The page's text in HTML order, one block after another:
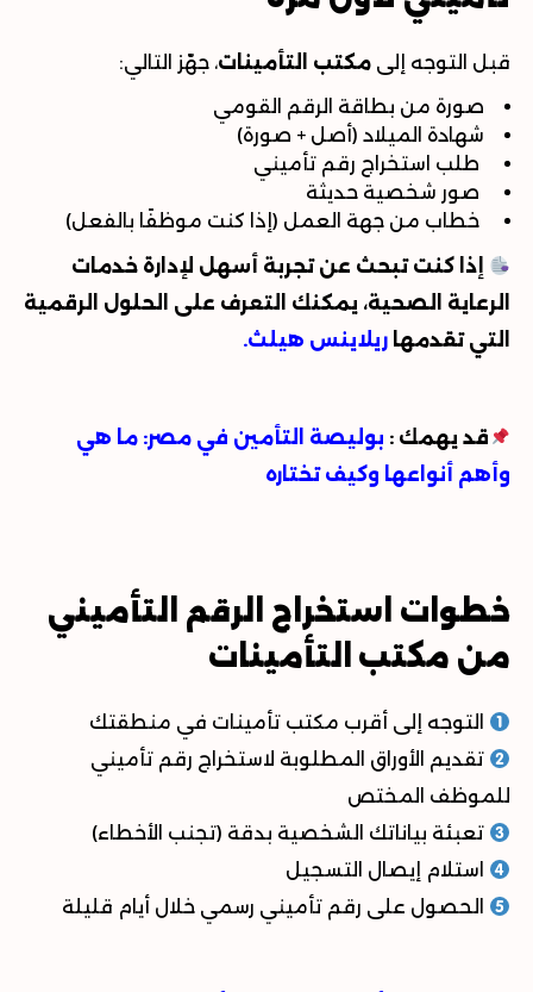
قبل التوجه إلى مكتب التأمينات، جهّز التالي:
صورة من بطاقة الرقم القومي
شهادة الميلاد (أصل + صورة)
طلب استخراج رقم تأميني
صور شخصية حديثة
خطاب من جهة العمل (إذا كنت موظفًا بالفعل)
إذا كنت تبحث عن تجربة أسهل لإدارة خدمات
الرعاية الصحية، يمكنك التعرف على الحلول الرقمية
التي تقدمها ريلاينس هيلث.
قد يهمك : بوليصة التأمين في مصر: ما هي
وأهم أنواعها وكيف تختاره
خطوات استخراج الرقم التأميني
من مكتب التأمينات
التوجه إلى أقرب مكتب تأمينات في منطقتك
تقديم الأوراق المطلوبة لاستخراج رقم تأميني
للموظف المختص
تعبئة بياناتك الشخصية بدقة (تجنب الأخطاء)
استلام إيصال التسجيل
الحصول على رقم تأميني رسمي خلال أيام قليلة